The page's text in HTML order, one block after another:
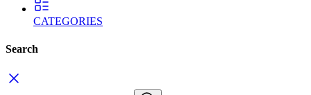
CATEGORIES
Search